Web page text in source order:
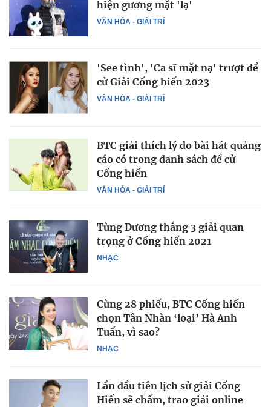
VĂN HÓA - GIẢI TRÍ
hiện gương mặt 'lạ'
VĂN HÓA - GIẢI TRÍ
'See tình', 'Ca sĩ mặt nạ' trượt đề
cử Giải Cống hiến 2023
VĂN HÓA - GIẢI TRÍ
BTC giải thích lý do bài hát quảng
cáo có trong danh sách đề cử
Cống hiến
NHẠC
Tùng Dương thắng 3 giải quan
trọng ở Cống hiến 2021
NHẠC
Cùng 28 phiếu, BTC Cống hiến
chọn Tân Nhàn ‘loại’ Hà Anh
Tuấn, vì sao?
Lần đầu tiên lịch sử giải Cống
Hiến sẽ chấm, trao giải online